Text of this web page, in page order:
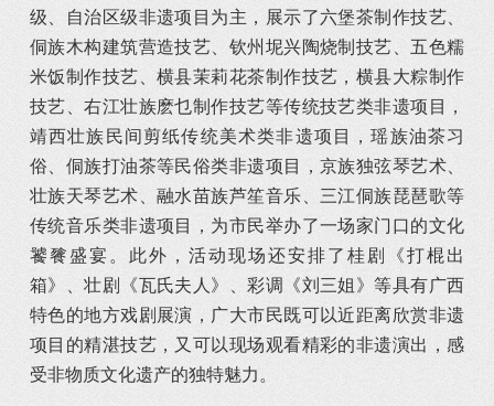
级、自治区级非遗项目为主，展示了六堡茶制作技艺、
侗族木构建筑营造技艺、钦州坭兴陶烧制技艺、五色糯
米饭制作技艺、横县茉莉花茶制作技艺，横县大粽制作
技艺、右江壮族麽乜制作技艺等传统技艺类非遗项目，
靖西壮族民间剪纸传统美术类非遗项目，瑶族油茶习
俗、侗族打油茶等民俗类非遗项目，京族独弦琴艺术、
壮族天琴艺术、融水苗族芦笙音乐、三江侗族琵琶歌等
传统音乐类非遗项目，为市民举办了一场家门口的文化
饕餮盛宴。此外，活动现场还安排了桂剧《打棍出
箱》、壮剧《瓦氏夫人》、彩调《刘三姐》等具有广西
特色的地方戏剧展演，广大市民既可以近距离欣赏非遗
项目的精湛技艺，又可以现场观看精彩的非遗演出，感
受非物质文化遗产的独特魅力。